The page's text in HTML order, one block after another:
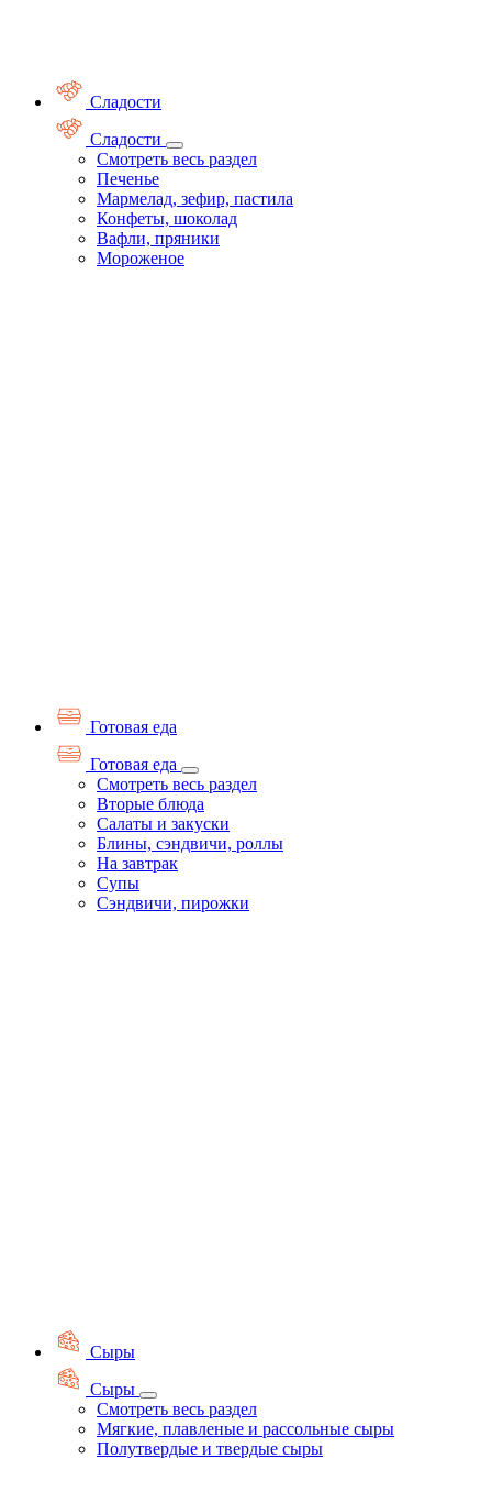
Сладости
Сладости
Смотреть весь раздел
Печенье
Мармелад, зефир, пастила
Конфеты, шоколад
Вафли, пряники
Мороженое
Готовая еда
Готовая еда
Смотреть весь раздел
Вторые блюда
Салаты и закуски
Блины, сэндвичи, роллы
На завтрак
Супы
Сэндвичи, пирожки
Сыры
Сыры
Смотреть весь раздел
Мягкие, плавленые и рассольные сыры
Полутвердые и твердые сыры